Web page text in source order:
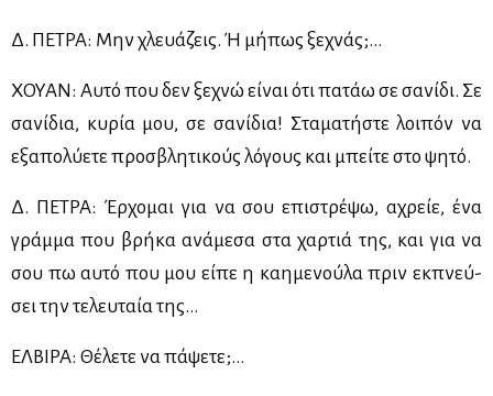
Δ. ΠΕ­ΤΡΑ: Μην χλευά­ζεις. Ή μή­πως ξε­χνάς;…
ΧΟΥΑΝ: Αυ­τό που δεν ξε­χνώ εί­ναι ότι πα­τάω σε σα­νί­δι. Σε
σα­νί­δια, κυ­ρία μου, σε σα­νί­δια! Στα­μα­τή­στε λοι­πόν να
εξα­πο­λύ­ε­τε προ­σβλη­τι­κούς λό­γους και μπεί­τε στο ψη­τό.
Δ. ΠΕ­ΤΡΑ: Έρ­χο­μαι για να σου επι­στρέ­ψω, αχρείε, ένα
γράμ­μα που βρή­κα ανά­με­σα στα χαρ­τιά της, και για να
σου πω αυ­τό που μου εί­πε η καη­με­νού­λα πριν εκ­πνεύ­
σει την τε­λευ­ταία της…
ΕΛ­ΒΙ­ΡΑ: Θέ­λε­τε να πά­ψε­τε;…